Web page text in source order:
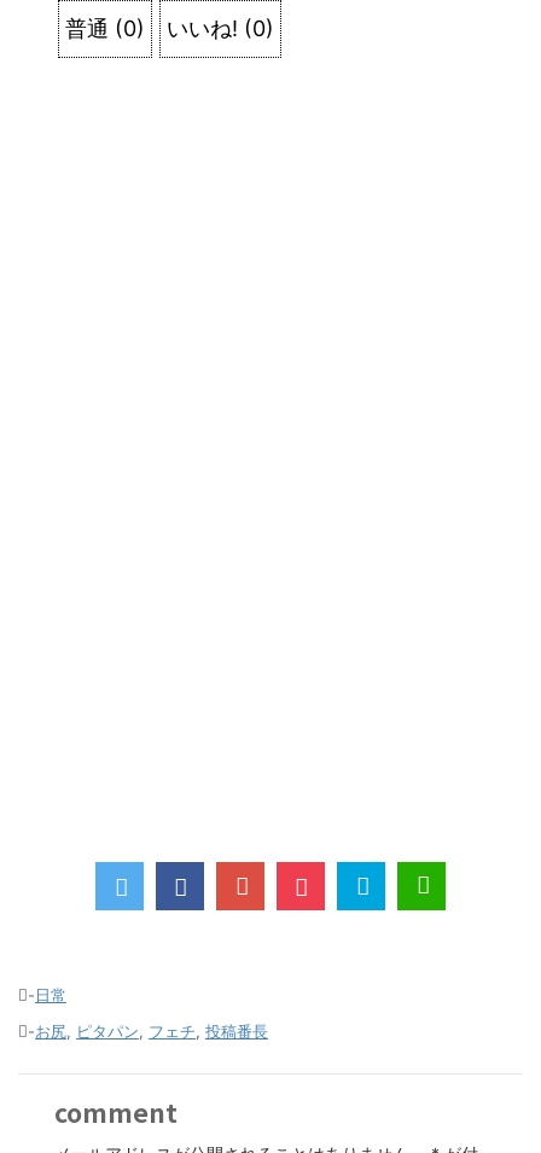
普通 (0) いいね! (0)
-日常
-お尻, ピタパン, フェチ, 投稿番長
comment